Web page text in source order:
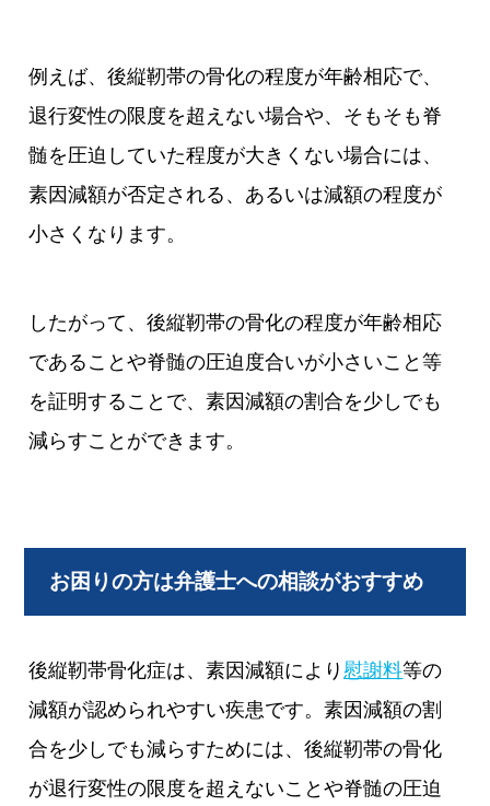
例えば、後縦靭帯の骨化の程度が年齢相応で、
退行変性の限度を超えない場合や、そもそも脊
髄を圧迫していた程度が大きくない場合には、
素因減額が否定される、あるいは減額の程度が
小さくなります。
したがって、後縦靭帯の骨化の程度が年齢相応
であることや脊髄の圧迫度合いが小さいこと等
を証明することで、素因減額の割合を少しでも
減らすことができます。
お困りの方は弁護士への相談がおすすめ
後縦靭帯骨化症は、素因減額により慰謝料等の
減額が認められやすい疾患です。素因減額の割
合を少しでも減らすためには、後縦靭帯の骨化
が退行変性の限度を超えないことや脊髄の圧迫